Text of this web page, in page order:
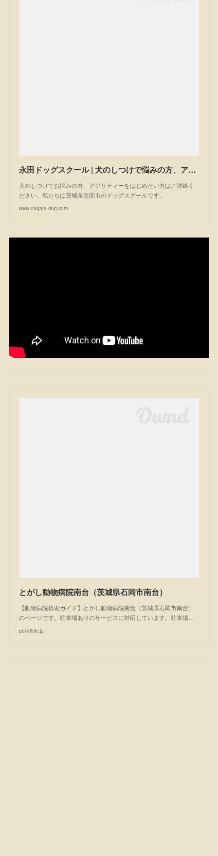
永田ドッグスクール | 犬のしつけで悩みの方、アジリティーを始めたい方は一度ご相談ください。私たちは茨城県笠間市のドッグスクールです。
犬のしつけでお悩みの方、アジリティーをはじめたい方はご連絡く
ださい。私たちは茨城県笠間市のドッグスクールです。
www.nagata-dog.com
とがし動物病院南台（茨城県石岡市南台）
【動物病院検索ガイド】とがし動物病院南台（茨城県石岡市南台）
のページです。駐車場ありのサービスに対応しています。駐車場…
pet-clinic.jp